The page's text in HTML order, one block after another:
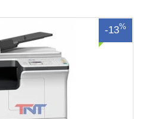
-13%